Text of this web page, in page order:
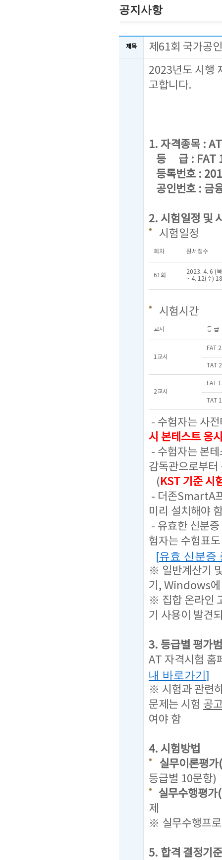
공지사항
제목 제61회 국가공
2023년도 시행
고합니다.
1. 자격종목 :
등 급 : FAT 1
등록번호 :
공인번호 : 금
2. 시험일정 및
시험일정
회차 원서접수
61회
2023. 4. 6 (
~ 4. 12(수)
시험시간
교시 등 급
1교시
FAT
TAT
2교시
FAT
TAT
- 수험자는 사
시 본테스트 응
- 수험자는 본
감독관으로부
(KST 기준 시
- 더존SmartA
미리 설치해야
- 유효한 신분
험자는 수험표
[유효 신분증
※ 일반계산기
기, Windows에
※ 집합 온라인
기 사용이 발견
3. 등급별 평가
AT 자격시험 홈
내 바로가기]
※ 시험과 관련
문제는 시험 공
여야 함
4. 시험방법
실무이론평
등급별 10문항)
실무수행평
제
※ 실무수행프
5. 합격 결정기준